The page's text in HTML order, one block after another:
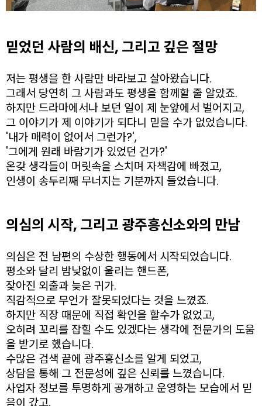
믿었던 사람의 배신, 그리고 깊은 절망
저는 평생을 한 사람만 바라보고 살아왔습니다.
그래서 당연히 그 사람과도 평생을 함께할 줄 알았죠.
하지만 드라마에서나 보던 일이 제 눈앞에서 벌어지고,
그 이야기가 제 이야기가 되다니 믿을 수가 없었습니다.
'내가 매력이 없어서 그런가?',
'그에게 원래 바람기가 있었던 건가?'
온갖 생각들이 머릿속을 스치며 자책감에 빠졌고,
인생이 송두리째 무너지는 기분까지 들었습니다.
의심의 시작, 그리고 광주흥신소와의 만남
의심은 전 남편의 수상한 행동에서 시작되었습니다.
평소와 달리 밤낮없이 울리는 핸드폰,
잦아진 외출과 늦은 귀가.
직감적으로 무언가 잘못되었다는 것을 느꼈죠.
하지만 직장 때문에 직접 확인을 할수가 없었고,
오히려 꼬리를 잡힐 수도 있겠다는 생각에 전문가의 도움
을 받기로 했습니다.
수많은 검색 끝에 광주흥신소를 알게 되었고,
상담을 통해 그 전문성에 깊은 신뢰를 느꼈습니다.
사업자 정보를 투명하게 공개하고 운영하는 모습에서 믿
음이 갔고,